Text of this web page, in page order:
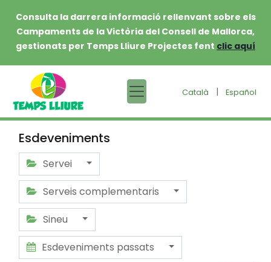
Consulta la darrera informació rellenvant sobre els
Campaments de la Victòria del Consell de Mallorca,
gestionats per Temps Lliure Projectes fent clic aquí
Català | Español
Esdeveniments
Servei
Serveis complementaris
Sineu
Esdeveniments passats